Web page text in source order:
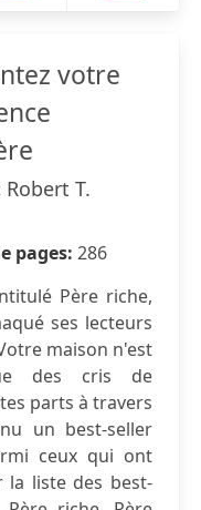
votre
Robert T.
pages: 286
Père riche,
ses lecteurs
maison n'est
des cris de
parts à travers
un best-seller
ceux qui ont
liste des best-